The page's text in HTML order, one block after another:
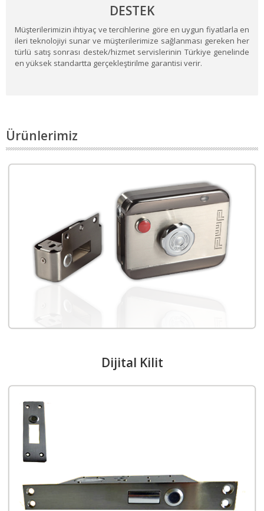
DESTEK
Müşterilerimizin ihtiyaç ve tercihlerine göre en uygun fiyatlarla en
ileri teknolojiyi sunar ve müşterilerimize sağlanması gereken her
türlü satış sonrası destek/hizmet servislerinin Türkiye genelinde
en yüksek standartta gerçekleştirilme garantisi verir.
Ürünlerimiz
Dijital Kilit